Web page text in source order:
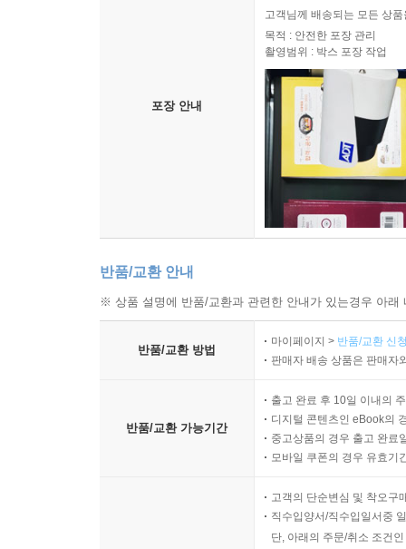
포장 안내
고객님께 배송되는 모든 상
목적 : 안전한 포장 관리
촬영범위 : 박스 포장 작업
반품/교환 안내
※ 상품 설명에 반품/교환과 관련한 안내가 있는경우 아
반품/교환 방법
마이페이지 > 반품/교환 신
판매자 배송 상품은 판매자
반품/교환 가능기간
출고 완료 후 10일 이내의
디지털 콘텐츠인 eBook의
중고상품의 경우 출고 완료
모바일 쿠폰의 경우 유효기
고객의 단순변심 및 착오구
직수입양서/직수입일서중
단, 아래의 주문/취소 조건